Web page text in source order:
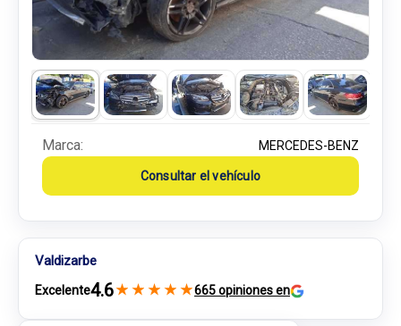
Marca: MERCEDES-BENZ
Consultar el vehículo
Valdizarbe
Excelente4.6★ ★ ★ ★ ★665 opiniones en